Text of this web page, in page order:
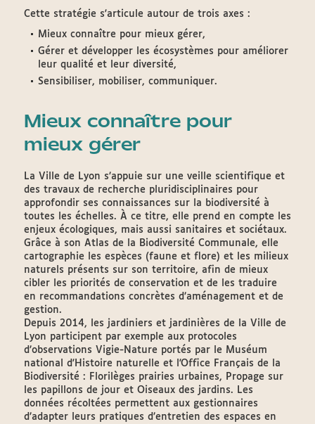
Cette stratégie s'articule autour de trois axes :
Mieux connaître pour mieux gérer,
Gérer et développer les écosystèmes pour améliorer
leur qualité et leur diversité,
Sensibiliser, mobiliser, communiquer.
Mieux connaître pour
mieux gérer
La Ville de Lyon s’appuie sur une veille scientifique et
des travaux de recherche pluridisciplinaires pour
approfondir ses connaissances sur la biodiversité à
toutes les échelles. À ce titre, elle prend en compte les
enjeux écologiques, mais aussi sanitaires et sociétaux.
Grâce à son Atlas de la Biodiversité Communale, elle
cartographie les espèces (faune et flore) et les milieux
naturels présents sur son territoire, afin de mieux
cibler les priorités de conservation et de les traduire
en recommandations concrètes d’aménagement et de
gestion.
Depuis 2014, les jardiniers et jardinières de la Ville de
Lyon participent par exemple aux protocoles
d’observations Vigie-Nature portés par le Muséum
national d'Histoire naturelle et l'Office Français de la
Biodiversité : Florilèges prairies urbaines, Propage sur
les papillons de jour et Oiseaux des jardins. Les
données récoltées permettent aux gestionnaires
d’adapter leurs pratiques d’entretien des espaces en